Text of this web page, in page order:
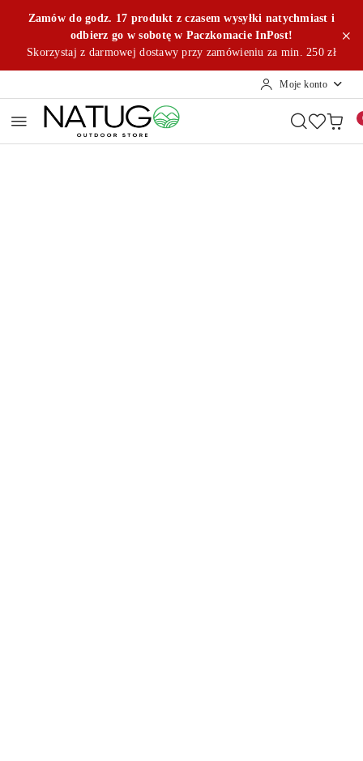
Przejdź do treści głównej
Przejdź do wyszukiwarki
Przejdź do moje konto
Przejdź do menu głównego
Przejdź do opisu produktu
Przejdź do stopki
Zamów do godz. 17 produkt z czasem wysyłki natychmiast i
odbierz go w sobotę w Paczkomacie InPost!
Skorzystaj z darmowej dostawy przy zamówieniu za min. 250 zł
Moje konto